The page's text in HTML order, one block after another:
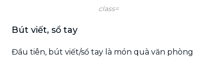
class=
Bút viết, sổ tay
Đầu tiên, bút viết/sổ tay là món quà văn phòng